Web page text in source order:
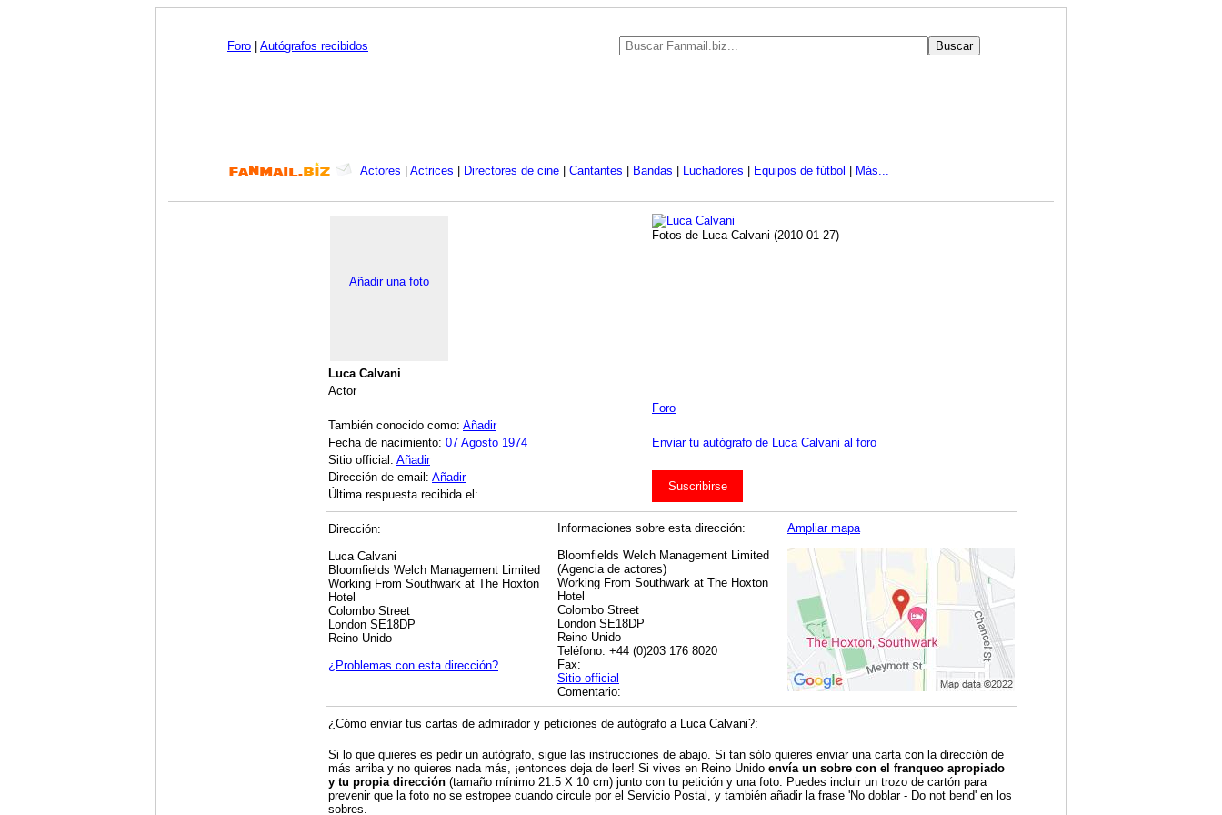
Foro Autógrafos recibidos
Actores Actrices Directores de cine Cantantes Bandas Luchadores Equipos de fútbol Más...
Añadir una foto
Fotos de Luca Calvani (2010-01-27)
Luca Calvani
Actor
Foro
También conocido como: Añadir
Fecha de nacimiento: 07 Agosto 1974
Enviar tu autógrafo de Luca Calvani al foro
Sitio official: Añadir
Dirección de email: Añadir
Suscribirse
Última respuesta recibida el:
Dirección:
Luca Calvani
Bloomfields Welch Management Limited
Working From Southwark at The Hoxton
Hotel
Colombo Street
London SE18DP
Reino Unido
¿Problemas con esta dirección?
Informaciones sobre esta dirección:
Bloomfields Welch Management Limited
(Agencia de actores)
Working From Southwark at The Hoxton
Hotel
Colombo Street
London SE18DP
Reino Unido
Teléfono: +44 (0)203 176 8020
Fax:
Sitio official
Comentario:
Ampliar mapa
¿Cómo enviar tus cartas de admirador y peticiones de autógrafo a Luca Calvani?:
Si lo que quieres es pedir un autógrafo, sigue las instrucciones de abajo. Si tan sólo quieres enviar una carta con la dirección de
más arriba y no quieres nada más, ¡entonces deja de leer! Si vives en Reino Unido envía un sobre con el franqueo apropiado
y tu propia dirección (tamaño mínimo 21.5 X 10 cm) junto con tu petición y una foto. Puedes incluir un trozo de cartón para
prevenir que la foto no se estropee cuando circule por el Servicio Postal, y también añadir la frase 'No doblar - Do not bend' en los
sobres.